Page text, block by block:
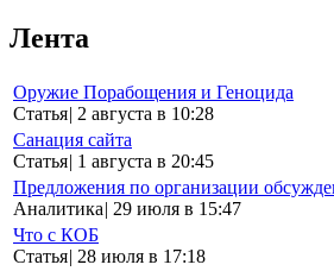
Лента
Оружие Порабощения и Геноцида
Статья| 2 августа в 10:28
Санация сайта
Статья| 1 августа в 20:45
Предложения по организации
Аналитика| 29 июля в 15:47
Что с КОБ
Статья| 28 июля в 17:18